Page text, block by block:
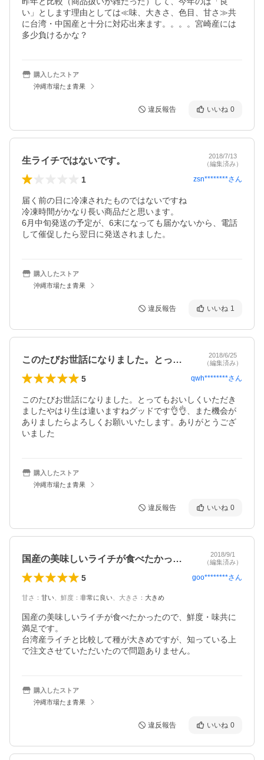
い」とします理由としては≪味、大きさ、色目、甘さ≫共
に台湾・中国産と十分に対応出来ます。。。。宮崎産には
多少負けるかな？
購入したストア
沖縄市場たま青果
違反報告 いいね 0
生ライチではないです。
2018/7/13
（編集済み）
1 zsn********さん
届く前の日に冷凍されたものではないですね
冷凍時間がかなり長い商品だと思います。
6月中旬発送の予定が、6末になっても届かないから、電話
して催促したら翌日に発送されました。
購入したストア
沖縄市場たま青果
違反報告 いいね 1
このたびお世話になりました。とってもお…
2018/6/25
（編集済み）
5 qwh********さん
このたびお世話になりました。とってもおいしくいただき
ましたやはり生は違いますねグッドです👌👌、また機会が
ありましたらよろしくお願いいたします。ありがとうござ
いました
購入したストア
沖縄市場たま青果
違反報告 いいね 0
国産の美味しいライチが食べたかったので…
2018/9/1
（編集済み）
5 goo********さん
甘さ ： 甘い 鮮度 ： 非常に良い 大きさ ： 大きめ
国産の美味しいライチが食べたかったので、鮮度・味共に
満足です。
台湾産ライチと比較して種が大きめですが、知っている上
で注文させていただいたので問題ありません。
購入したストア
沖縄市場たま青果
違反報告 いいね 0